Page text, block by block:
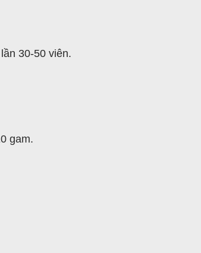
30-50 viên.
gam.